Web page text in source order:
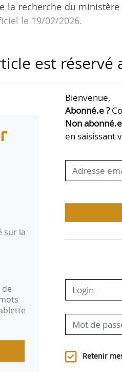
la recherche du ministère
le 19/02/2026.
architecture au ministère
chef du bureau
la…
est réservé
sur la
Bienvenue,
Abonné.e ?
Non
en saisissant
Retenir